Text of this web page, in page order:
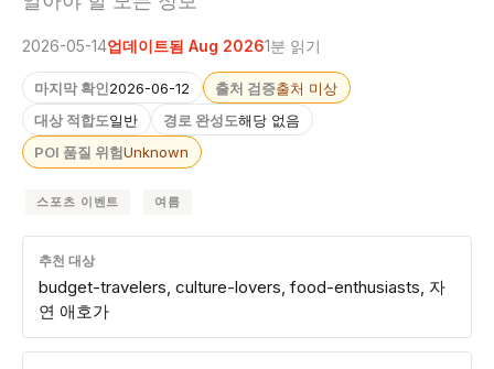
2026-05-14업데이트됨 Aug 20261분 읽기
마지막 확인2026-06-12 출처 검증출처 미상
대상 적합도일반 경로 완성도해당 없음
POI 품질 위험Unknown
스포츠 이벤트 여름
추천 대상
budget-travelers, culture-lovers, food-enthusiasts, 자
연 애호가